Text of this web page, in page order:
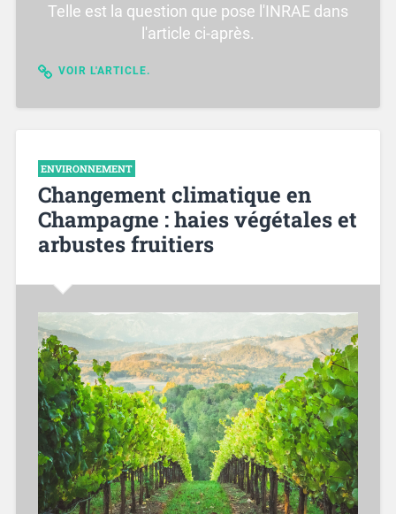
Telle est la question que pose l'INRAE dans
l'article ci-après.
VOIR L'ARTICLE.
ENVIRONNEMENT
Changement climatique en
Champagne : haies végétales et
arbustes fruitiers